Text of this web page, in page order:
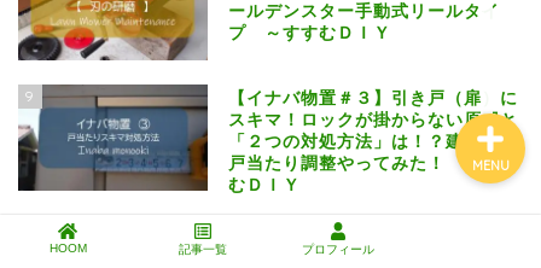
ールデンスター手動式リールタイ
プ ～すすむＤＩＹ
9
【イナバ物置＃３】引き戸（扉）に
スキマ！ロックが掛からない原因と
「２つの対処方法」は！？建付け・
戸当たり調整やってみた！ ～すす
むＤＩＹ
【吹き抜け寒さ対策＃１】簡単ＤＩ
Ｙでプラダン＆カーテンで階段吹き
HOOM 記事一覧 プロフィール
MENU
工具・道具・材料